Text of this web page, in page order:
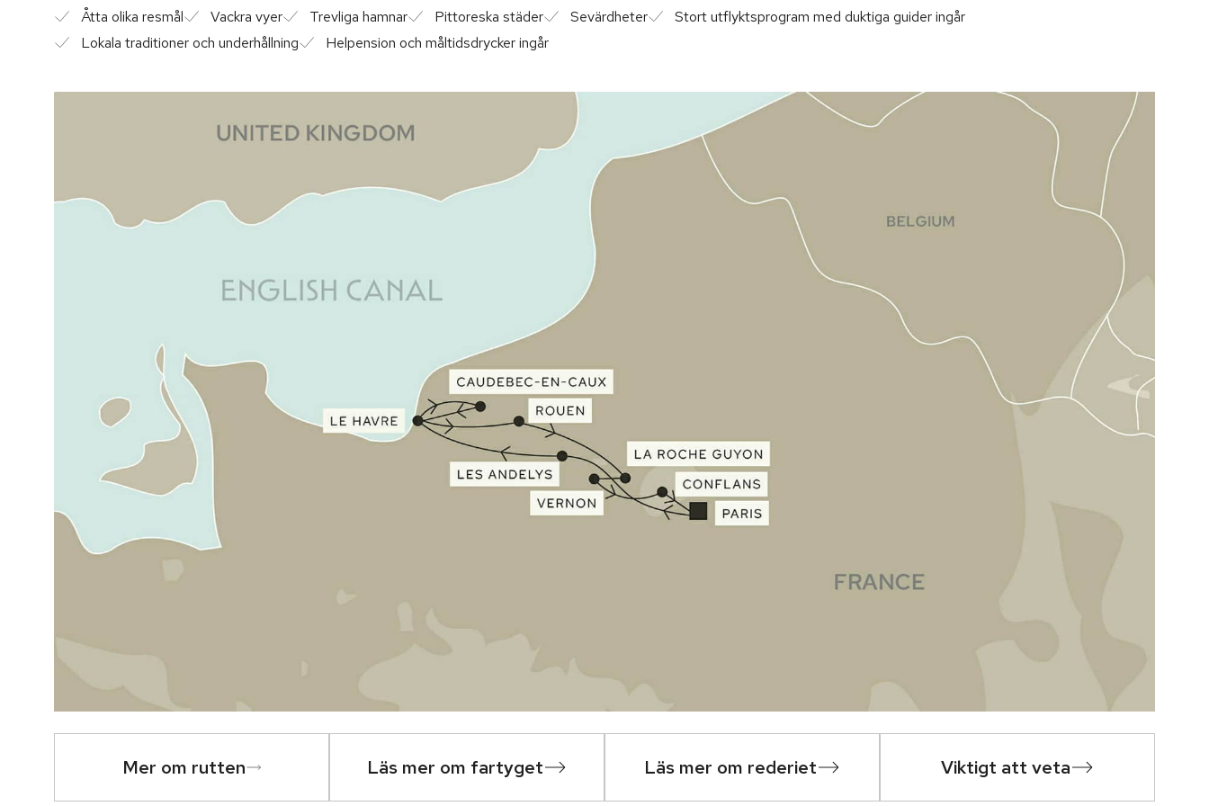
Åtta olika resmål Vackra vyer Trevliga hamnar Pittoreska städer Sevärdheter
Stort utflyktsprogram med duktiga guider ingår
Lokala traditioner och underhållning
Helpension och måltidsdrycker ingår
Mer om rutten Läs mer om fartyget Läs mer om rederiet Viktigt att veta